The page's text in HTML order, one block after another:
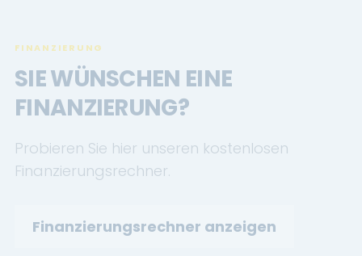
FINANZIERUNG
SIE WÜNSCHEN EINE
FINANZIERUNG?
Probieren Sie hier unseren kostenlosen
Finanzierungsrechner.
Finanzierungsrechner anzeigen